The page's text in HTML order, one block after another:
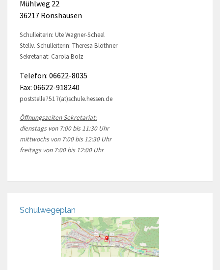
Mühlweg 22
36217 Ronshausen
Schulleiterin: Ute Wagner-Scheel
Stellv. Schulleiterin: Theresa Blöthner
Sekretariat: Carola Bolz
Telefon: 06622-8035
Fax: 06622-918240
poststelle7517(at)schule.hessen.de
Öffnungszeiten Sekretariat:
dienstags von 7:00 bis 11:30 Uhr
mittwochs von 7:00 bis 12:30 Uhr
freitags von 7:00 bis 12:00 Uhr
Schulwegeplan